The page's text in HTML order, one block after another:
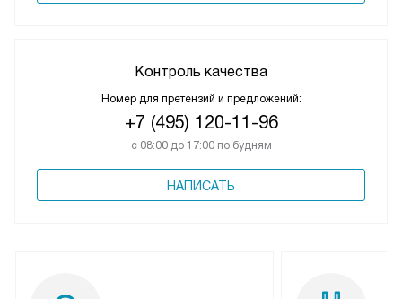
Контроль качества
Номер для претензий и предложений:
+7 (495) 120-11-96
с 08:00 до 17:00 по будням
НАПИСАТЬ